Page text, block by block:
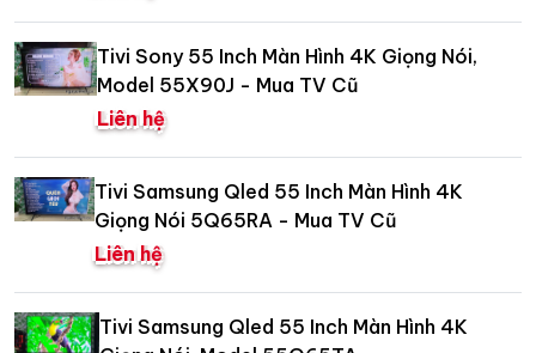
Tivi Sony 55 Inch Màn Hình 4K Giọng Nói,
Model 55X90J - Mua TV Cũ
Liên hệ
Tivi Samsung Qled 55 Inch Màn Hình 4K
Giọng Nói 5Q65RA - Mua TV Cũ
Liên hệ
Tivi Samsung Qled 55 Inch Màn Hình 4K